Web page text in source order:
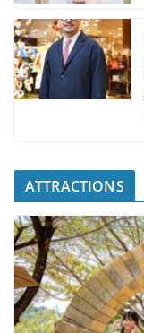
ATTRACTIONS